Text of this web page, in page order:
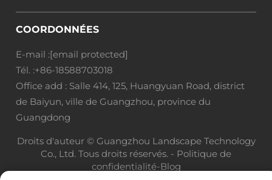
COORDONNÉES
E-mail :[email protected]
Tél. :+86-18588703018
Office add : Salle 414, 125, Huangyuan Road, district
de Baiyun, ville de Guangzhou, province du
Guangdong
Droits d'auteur © Guangzhou Landscape Technology
Co., Ltd. Tous droits réservés. - Politique de
confidentialité-Blog